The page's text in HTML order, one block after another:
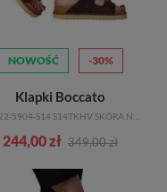
starannie wybrana, aby
klientek.
i odkrycia butów, które
NOWOŚĆ -30%
Klapki Boccato
244,00 zł 349,00 zł